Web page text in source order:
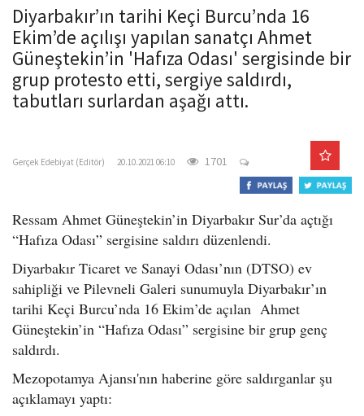
o
n
Diyarbakır’ın tarihi Keçi Burcu’nda 16
Ekim’de açılışı yapılan sanatçı Ahmet
Güneştekin’in 'Hafıza Odası' sergisinde bir
grup protesto etti, sergiye saldırdı,
tabutları surlardan aşağı attı.
Gerçek Edebiyat (Editör) 20.10.2021 06:10 1701
Ressam Ahmet Güneştekin’in Diyarbakır Sur’da açtığı
“Hafıza Odası” sergisine saldırı düzenlendi.
Diyarbakır Ticaret ve Sanayi Odası’nın (DTSO) ev
sahipliği ve Pilevneli Galeri sunumuyla Diyarbakır’ın
tarihi Keçi Burcu’nda 16 Ekim’de açılan Ahmet
Güneştekin’in “Hafıza Odası” sergisine bir grup genç
saldırdı.
Mezopotamya Ajansı'nın haberine göre saldırganlar şu
açıklamayı yaptı: